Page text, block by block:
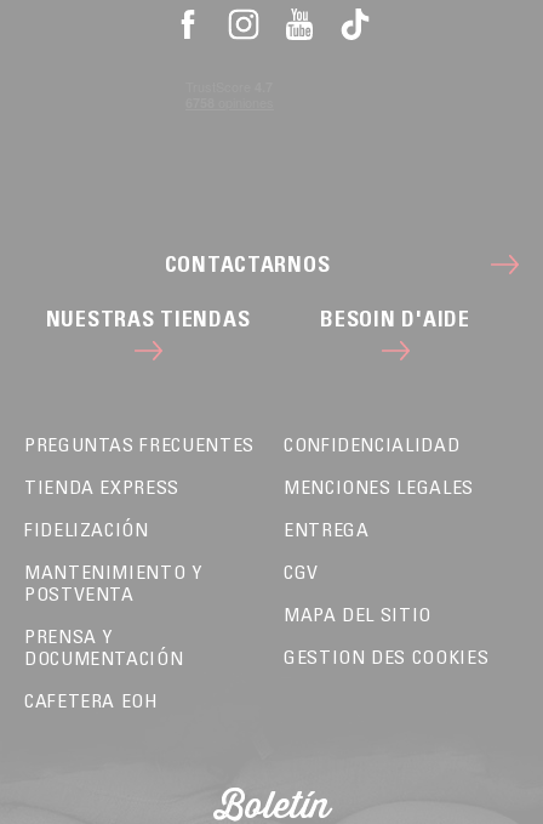
CONTACTARNOS
NUESTRAS TIENDAS BESOIN D'AIDE
PREGUNTAS FRECUENTES
TIENDA EXPRESS
FIDELIZACIÓN
MANTENIMIENTO Y
POSTVENTA
PRENSA Y
DOCUMENTACIÓN
CAFETERA EOH
CONFIDENCIALIDAD
MENCIONES LEGALES
ENTREGA
CGV
MAPA DEL SITIO
GESTION DES COOKIES
Boletín